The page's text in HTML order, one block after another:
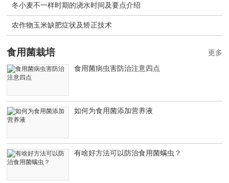
冬小麦不一样时期的浇水时间及要点介绍
农作物玉米缺肥症状及矫正技术
食用菌栽培
食用菌病虫害防治注意四点
如何为食用菌添加营养液
有啥好方法可以防治食用菌螨虫？
更多